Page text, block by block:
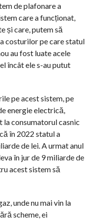
de plafonare a
care a funcționat,
și care, putem să
costurilor pe care statul
au fost luate acele
încât ele s-au putut
pe acest sistem, pe
energie electrică,
consumatorul casnic
în 2022 statul a
de lei. A urmat anul
în jur de 9 miliarde de
acest sistem să
unde nu mai vin la
scheme, ei